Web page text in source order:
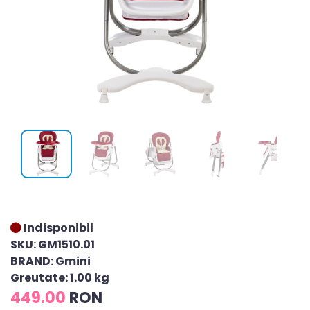
Indisponibil
SKU: GM1510.01
BRAND: Gmini
Greutate: 1.00 kg
449.00 RON